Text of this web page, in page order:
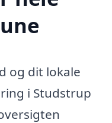
og dit lokale
i Studstrup